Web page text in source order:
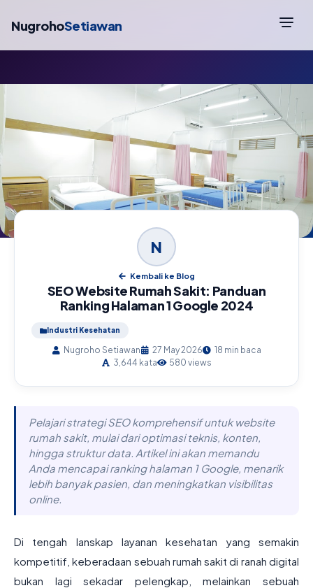
NugrohoSetiawan
N
Kembali ke Blog
SEO Website Rumah Sakit: Panduan
Ranking Halaman 1 Google 2024
Industri Kesehatan
Nugroho Setiawan 27 May 2026
18 min baca
3,644 kata
580 views
Pelajari strategi SEO komprehensif untuk website
rumah sakit, mulai dari optimasi teknis, konten,
hingga struktur data. Artikel ini akan memandu
Anda mencapai ranking halaman 1 Google, menarik
lebih banyak pasien, dan meningkatkan visibilitas
online.
Di tengah lanskap layanan kesehatan yang semakin
kompetitif, keberadaan sebuah rumah sakit di ranah digital
bukan lagi sekadar pelengkap, melainkan sebuah